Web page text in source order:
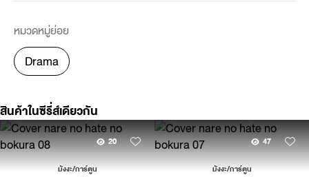
หมวดหมู่ย่อย
Drama
สินค้าในซีรี่ส์เดียวกัน
20
มังงะ/การ์ตูน
47
มังงะ/การ์ตูน